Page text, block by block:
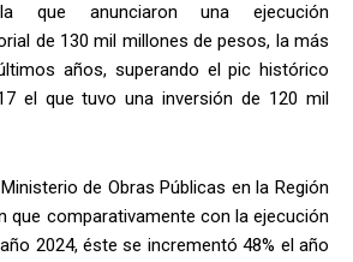
que anunciaron una ejecución
de 130 mil millones de pesos, la más
años, superando el pic histórico
el que tuvo una inversión de 120 mil
de Obras Públicas en la Región
que comparativamente con la ejecución
2024, éste se incrementó 48% el año